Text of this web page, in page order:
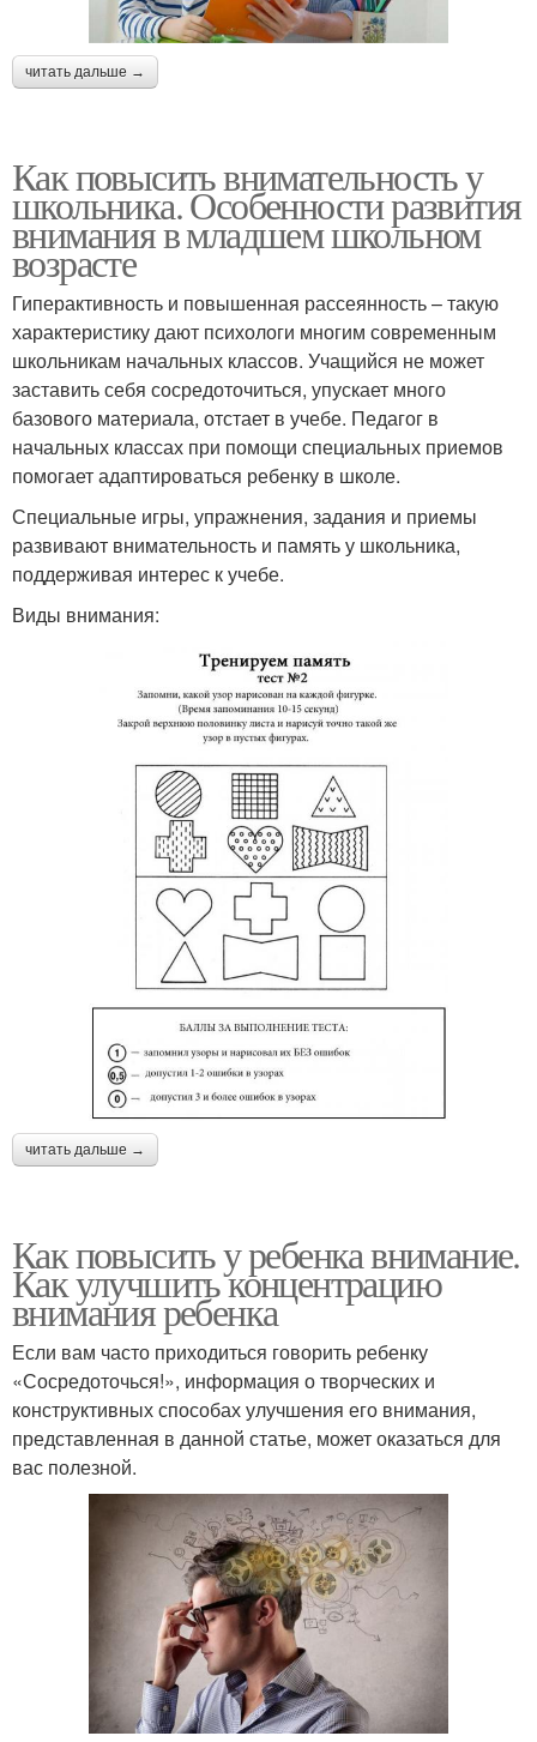
читать дальше →
Как повысить внимательность у
школьника. Особенности развития
внимания в младшем школьном
возрасте
Гиперактивность и повышенная рассеянность – такую
характеристику дают психологи многим современным
школьникам начальных классов. Учащийся не может
заставить себя сосредоточиться, упускает много
базового материала, отстает в учебе. Педагог в
начальных классах при помощи специальных приемов
помогает адаптироваться ребенку в школе.
Специальные игры, упражнения, задания и приемы
развивают внимательность и память у школьника,
поддерживая интерес к учебе.
Виды внимания:
читать дальше →
Как повысить у ребенка внимание.
Как улучшить концентрацию
внимания ребенка
Если вам часто приходиться говорить ребенку
«Сосредоточься!», информация о творческих и
конструктивных способах улучшения его внимания,
представленная в данной статье, может оказаться для
вас полезной.